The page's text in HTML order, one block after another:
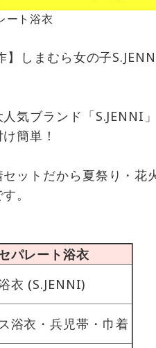
ート浴衣
】しまむら女の子
気ブランド「S.JENNI
簡単！
ットだから夏祭り・花
。
パレート浴衣
衣 (S.JENNI)
浴衣・兵児帯・巾着